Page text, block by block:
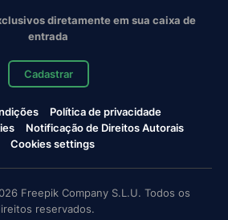
diretamente em sua caixa de
entrada
Cadastrar
Política de privacidade
Notificação de Direitos Autorais
Cookies settings
Freepik Company S.L.U. Todos os
reservados.